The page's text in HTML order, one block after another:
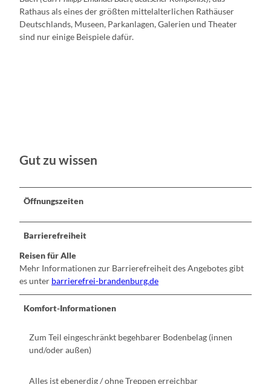
Rathaus als eines der größten mittelalterlichen Rathäuser
Deutschlands, Museen, Parkanlagen, Galerien und Theater
sind nur einige Beispiele dafür.
Gut zu wissen
Öffnungszeiten
Barrierefreiheit
Reisen für Alle
Mehr Informationen zur Barrierefreiheit des Angebotes gibt
es unter barrierefrei-brandenburg.de
Komfort-Informationen
Zum Teil eingeschränkt begehbarer Bodenbelag (innen
und/oder außen)
Alles ist ebenerdig / ohne Treppen erreichbar